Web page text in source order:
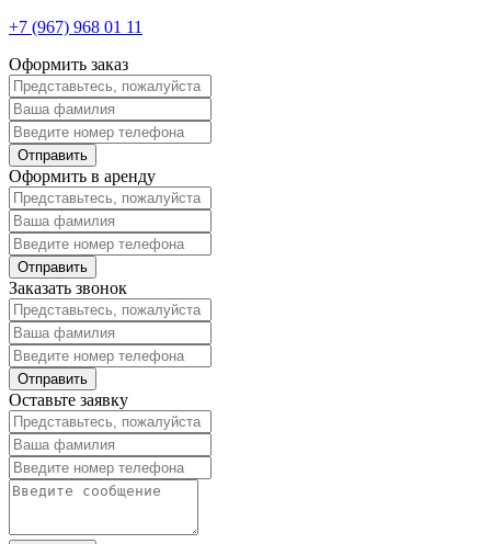
+7 (967) 968 01 11
Оформить заказ
Оформить в аренду
Заказать звонок
Оставьте заявку